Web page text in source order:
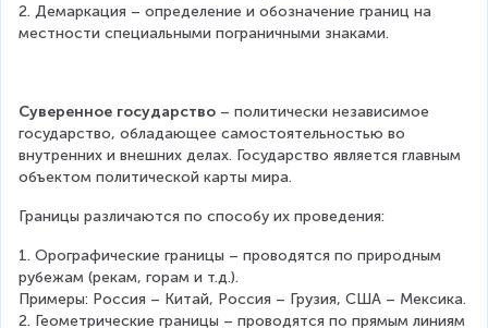
2. Демаркация – определение и обозначение границ на
местности специальными пограничными знаками.
Суверенное государство – политически независимое
государство, обладающее самостоятельностью во
внутренних и внешних делах. Государство является главным
объектом политической карты мира.
Границы различаются по способу их проведения:
1. Орографические границы – проводятся по природным
рубежам (рекам, горам и т.д.).
Примеры: Россия – Китай, Россия – Грузия, США – Мексика.
2. Геометрические границы – проводятся по прямым линиям